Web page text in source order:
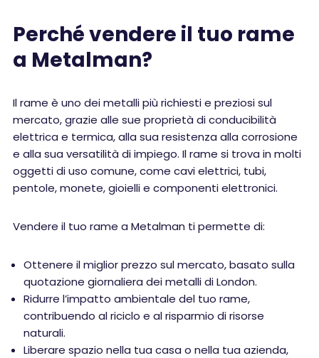
Perché vendere il tuo rame
a Metalman?
Il rame è uno dei metalli più richiesti e preziosi sul
mercato, grazie alle sue proprietà di conducibilità
elettrica e termica, alla sua resistenza alla corrosione
e alla sua versatilità di impiego. Il rame si trova in molti
oggetti di uso comune, come cavi elettrici, tubi,
pentole, monete, gioielli e componenti elettronici.
Vendere il tuo rame a Metalman ti permette di:
Ottenere il miglior prezzo sul mercato, basato sulla
quotazione giornaliera dei metalli di London.
Ridurre l’impatto ambientale del tuo rame,
contribuendo al riciclo e al risparmio di risorse
naturali.
Liberare spazio nella tua casa o nella tua azienda,